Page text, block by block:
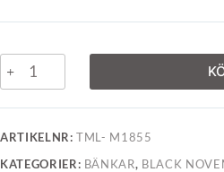
ARTIKELNR:TML- M1855
KATEGORIER: BÄNKAR, BLACK